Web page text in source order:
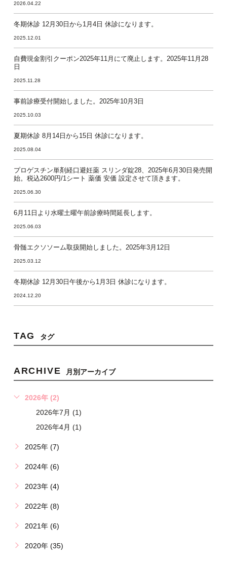
2026.04.22
冬期休診 12月30日から1月4日 休診になります。
2025.12.01
自費現金割引クーポン2025年11月にて廃止します。2025年11月28
日
2025.11.28
事前診療受付開始しました。2025年10月3日
2025.10.03
夏期休診 8月14日から15日 休診になります。
2025.08.04
プロゲスチン単剤経口避妊薬 スリンダ錠28、2025年6月30日発売開
始。税込2600円/1シート 薬価 安価 設定させて頂きます。
2025.06.30
6月11日より水曜土曜午前診療時間延長します。
2025.06.03
骨髄エクソソーム取扱開始しました。2025年3月12日
2025.03.12
冬期休診 12月30日午後から1月3日 休診になります。
2024.12.20
TAG タグ
ARCHIVE 月別アーカイブ
2026年 (2)
2026年7月 (1)
2026年4月 (1)
2025年 (7)
2024年 (6)
2023年 (4)
2022年 (8)
2021年 (6)
2020年 (35)